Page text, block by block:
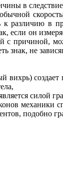
в
различию в
если он
с причиной,
знак, не
силой
подобно